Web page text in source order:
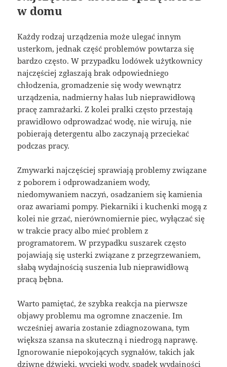
w domu
Każdy rodzaj urządzenia może ulegać innym
usterkom, jednak część problemów powtarza się
bardzo często. W przypadku lodówek użytkownicy
najczęściej zgłaszają brak odpowiedniego
chłodzenia, gromadzenie się wody wewnątrz
urządzenia, nadmierny hałas lub nieprawidłową
pracę zamrażarki. Z kolei pralki często przestają
prawidłowo odprowadzać wodę, nie wirują, nie
pobierają detergentu albo zaczynają przeciekać
podczas pracy.
Zmywarki najczęściej sprawiają problemy związane
z poborem i odprowadzaniem wody,
niedomywaniem naczyń, osadzaniem się kamienia
oraz awariami pompy. Piekarniki i kuchenki mogą z
kolei nie grzać, nierównomiernie piec, wyłączać się
w trakcie pracy albo mieć problem z
programatorem. W przypadku suszarek często
pojawiają się usterki związane z przegrzewaniem,
słabą wydajnością suszenia lub nieprawidłową
pracą bębna.
Warto pamiętać, że szybka reakcja na pierwsze
objawy problemu ma ogromne znaczenie. Im
wcześniej awaria zostanie zdiagnozowana, tym
większa szansa na skuteczną i niedrogą naprawę.
Ignorowanie niepokojących sygnałów, takich jak
dziwne dźwięki, wycieki wody, spadek wydajności